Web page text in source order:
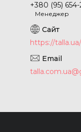
+380 (95)
Менеджер
https://